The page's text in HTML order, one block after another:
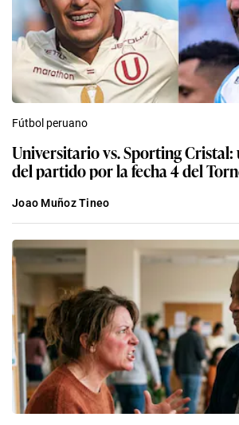
Fútbol peruano
Universitario vs. Sporting
del partido por la fecha 4 del
Joao Muñoz Tineo